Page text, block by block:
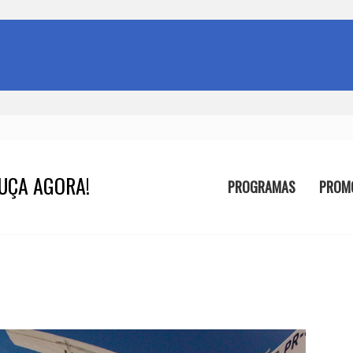
AGORA! PROGRAMAS